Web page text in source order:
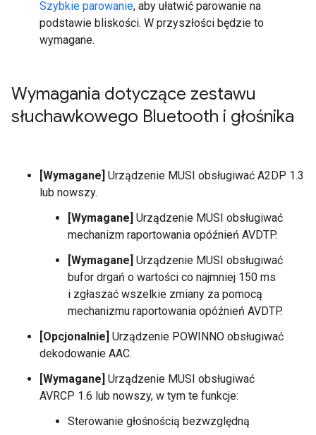
Szybkie parowanie, aby ułatwić parowanie na
podstawie bliskości. W przyszłości będzie to
wymagane.
Wymagania dotyczące zestawu
słuchawkowego Bluetooth i głośnika
[Wymagane] Urządzenie MUSI obsługiwać A2DP 1.3
lub nowszy.
[Wymagane] Urządzenie MUSI obsługiwać
mechanizm raportowania opóźnień AVDTP.
[Wymagane] Urządzenie MUSI obsługiwać
bufor drgań o wartości co najmniej 150 ms
i zgłaszać wszelkie zmiany za pomocą
mechanizmu raportowania opóźnień AVDTP.
[Opcjonalnie] Urządzenie POWINNO obsługiwać
dekodowanie AAC.
[Wymagane] Urządzenie MUSI obsługiwać
AVRCP 1.6 lub nowszy, w tym te funkcje:
Sterowanie głośnością bezwzględną